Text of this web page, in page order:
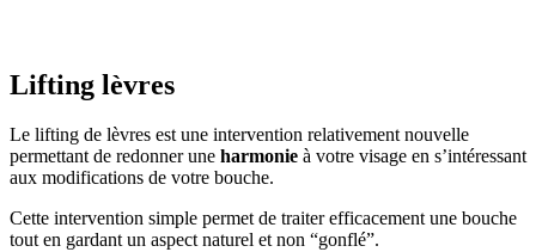
Lifting lèvres
Le lifting de lèvres est une intervention relativement nouvelle
permettant de redonner une harmonie à votre visage en s’intéressant
aux modifications de votre bouche.
Cette intervention simple permet de traiter efficacement une bouche
tout en gardant un aspect naturel et non “gonflé”.